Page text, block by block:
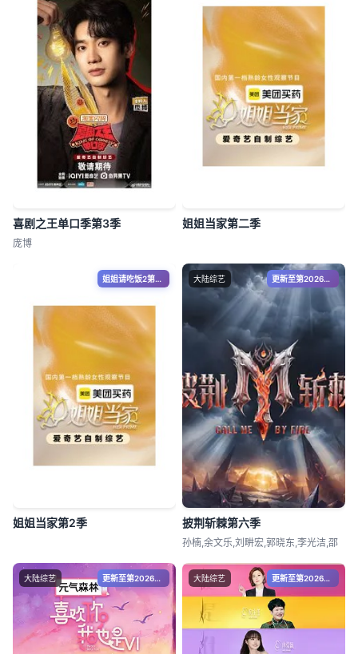
喜剧之王单口季第3季
庞博
姐姐当家第二季
姐姐请吃饭2第5期
姐姐当家第2季
大陆综艺 更新至第20260809期
披荆斩棘第六季
孙楠,余文乐,刘畊宏,郭晓东,李光洁,邵
大陆综艺 更新至第20260809期 大陆综艺 更新至第20260809期